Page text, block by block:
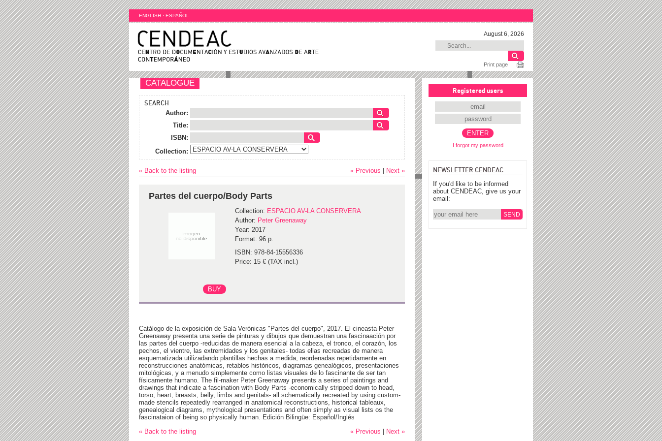
ENGLISH · ESPAÑOL
August 6, 2026
Print page
Registered users
I forgot my password
NEWSLETTER CENDEAC
If you'd like to be informed
about CENDEAC, give us your
email:
CATALOGUE
SEARCH
Author:
Title:
ISBN:
Collection:
« Back to the listing Next »
« Previous
Partes del cuerpo/Body Parts
Collection: ESPACIO AV-LA CONSERVERA
Author: Peter Greenaway
Year: 2017
Format: 96 p.
ISBN: 978-84-15556336
Price: 15 € (TAX incl.)
Catálogo de la exposición de Sala Verónicas "Partes del cuerpo", 2017. El cineasta Peter
Greenaway presenta una serie de pinturas y dibujos que demuestran una fascinaación por
las partes del cuerpo -reducidas de manera esencial a la cabeza, el tronco, el corazón, los
pechos, el vientre, las extremidades y los genitales- todas ellas recreadas de manera
esquematizada utilizadando plantillas hechas a medida, reordenadas repetidamente en
reconstrucciones anatómicas, retablos históricos, diagramas genealógicos, presentaciones
mitológicas, y a menudo simplemente como listas visuales de lo fascinante de ser tan
físicamente humano. The fil-maker Peter Greenaway presents a series of paintings and
drawings that indicate a fascination with Body Parts -economically stripped down to head,
torso, heart, breasts, belly, limbs and genitals- all schematically recreated by using custom-
made stencils repeatedly rearranged in anatomical reconstructions, historical tableaux,
genealogical diagrams, mythological presentations and often simply as visual lists os the
fascinataion of being so physically human. Edición Bilingüe: Español/Inglés
« Back to the listing
Next »
« Previous